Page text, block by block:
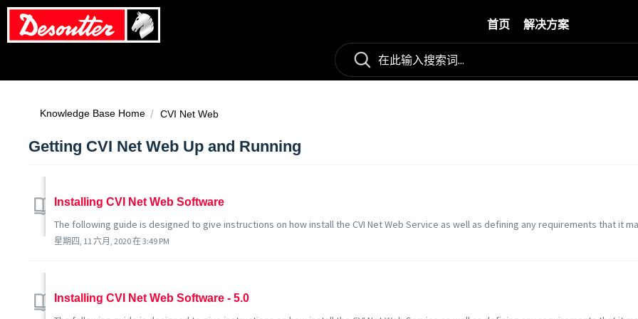
首页 解决方案
Knowledge Base Home CVI Net Web
Getting CVI Net Web Up and Running
Installing CVI Net Web Software
The following guide is designed to give instructions on how install the CVI Net Web Service as well as defining any requirements that it
星期四, 11 六月, 2020 在 3:49 PM
Installing CVI Net Web Software - 5.0